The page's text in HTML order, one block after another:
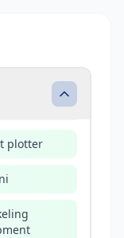
plotter